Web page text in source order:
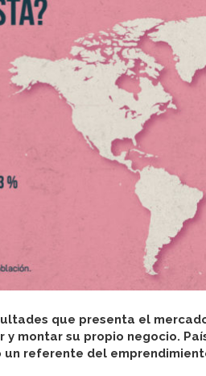
que presenta el
y montar su propio negocio.
referente del